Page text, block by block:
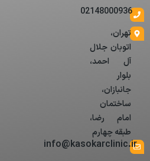
02148000936
تهران،
اتوبان جلال
آل احمد،
بلوار
جانبازان،
ساختمان
امام رضا،
طبقه چهارم
info@kasokarclinic.ir